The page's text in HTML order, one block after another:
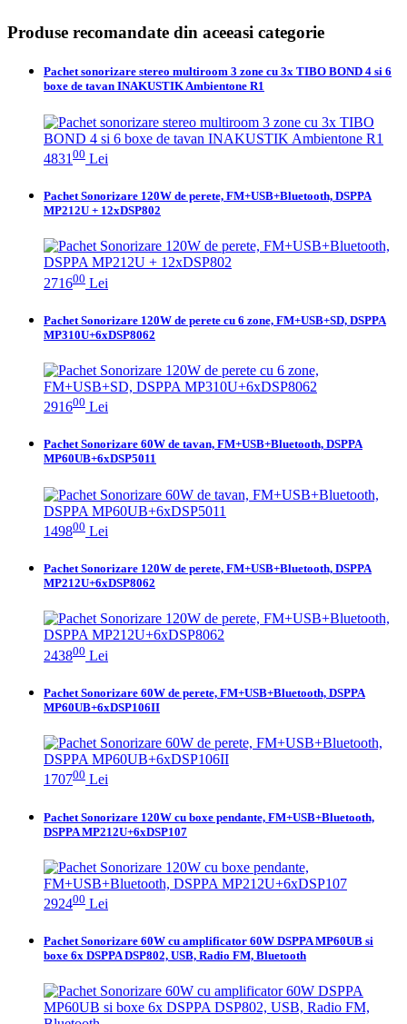
Produse recomandate din aceeasi categorie
Pachet sonorizare stereo multiroom 3 zone cu 3x TIBO BOND 4 si 6
boxe de tavan INAKUSTIK Ambientone R1
4831 00 Lei
Pachet Sonorizare 120W de perete, FM+USB+Bluetooth, DSPPA
MP212U + 12xDSP802
271600 Lei
Pachet Sonorizare 120W de perete cu 6 zone, FM+USB+SD, DSPPA
MP310U+6xDSP8062
291600 Lei
Pachet Sonorizare 60W de tavan, FM+USB+Bluetooth, DSPPA
MP60UB+6xDSP5011
149800 Lei
Pachet Sonorizare 120W de perete, FM+USB+Bluetooth, DSPPA
MP212U+6xDSP8062
243800 Lei
Pachet Sonorizare 60W de perete, FM+USB+Bluetooth, DSPPA
MP60UB+6xDSP106II
170700 Lei
Pachet Sonorizare 120W cu boxe pendante, FM+USB+Bluetooth,
DSPPA MP212U+6xDSP107
292400 Lei
Pachet Sonorizare 60W cu amplificator 60W DSPPA MP60UB si
boxe 6x DSPPA DSP802, USB, Radio FM, Bluetooth